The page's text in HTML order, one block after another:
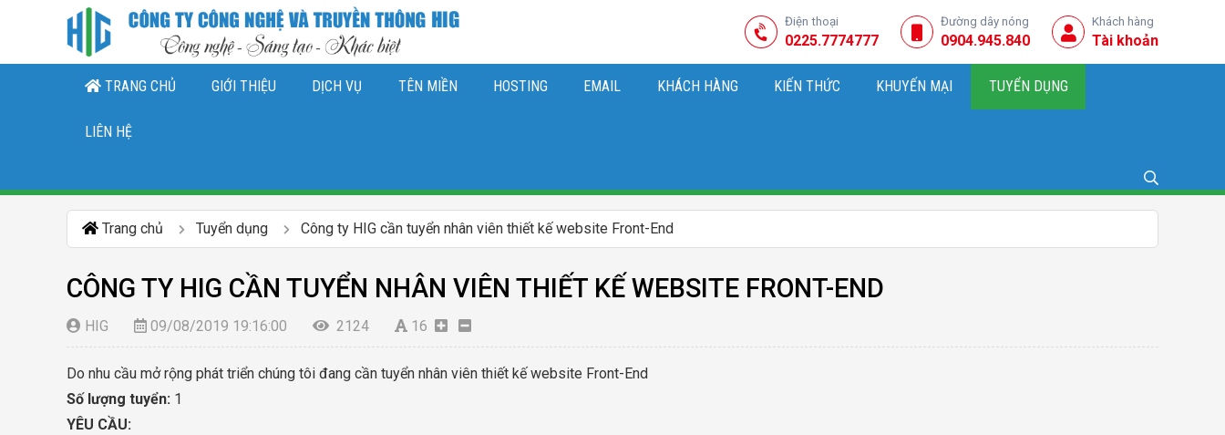
Điện thoại
0225.7774777
Đường dây nóng
0904.945.840
Khách hàng
Tài khoản
TRANG CHỦ GIỚI THIỆU DỊCH VỤ TÊN MIỀN HOSTING EMAIL KHÁCH HÀNG KIẾN THỨC KHUYẾN MẠI TUYỂN DỤNG
LIÊN HỆ
Trang chủ Tuyển dụng Công ty HIG cần tuyển nhân viên thiết kế website Front-End
CÔNG TY HIG CẦN TUYỂN NHÂN VIÊN THIẾT KẾ WEBSITE FRONT-END
HIG 09/08/2019 19:16:00 2124 16
Do nhu cầu mở rộng phát triển chúng tôi đang cần tuyển nhân viên thiết kế website Front-End
Số lượng tuyển: 1
YÊU CẦU: